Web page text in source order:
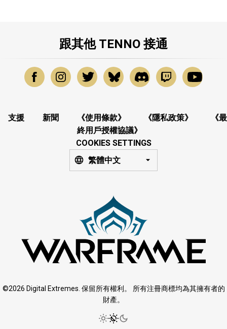
跟其他 TENNO 接通
支援 新聞 《使用條款》 《隱私政策》
《最
終用戶授權協議》
COOKIES SETTINGS
繁體中文
©2026 Digital Extremes. 保留所有權利。 所有注冊商標均為其擁有者的
財產。